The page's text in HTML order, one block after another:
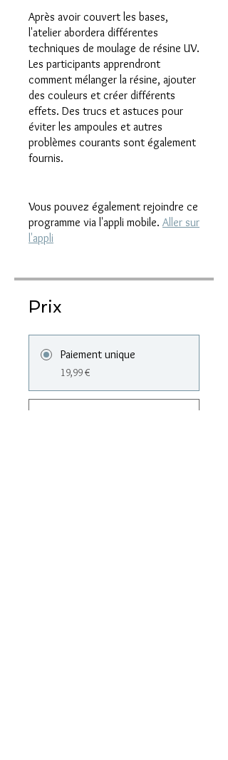
Après avoir couvert les bases,
l'atelier abordera différentes
techniques de moulage de résine UV.
Les participants apprendront
comment mélanger la résine, ajouter
des couleurs et créer différents
effets. Des trucs et astuces pour
éviter les ampoules et autres
problèmes courants sont également
fournis.
Vous pouvez également rejoindre ce
programme via l'appli mobile. Aller sur
l'appli
Prix
Paiement unique
19,99 €